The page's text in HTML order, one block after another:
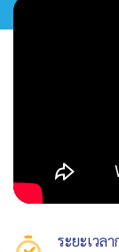
ระยะเวลา